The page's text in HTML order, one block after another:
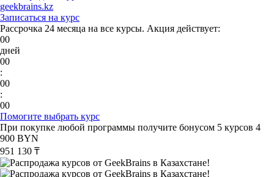
geekbrains.kz
Записаться на курс
Рассрочка 24 месяца на все курсы. Акция действует:
00
дней
00
:
00
:
00
Помогите выбрать курс
При покупке любой программы получите бонусом 5 курсов 4
900 BYN
951 130 ₸